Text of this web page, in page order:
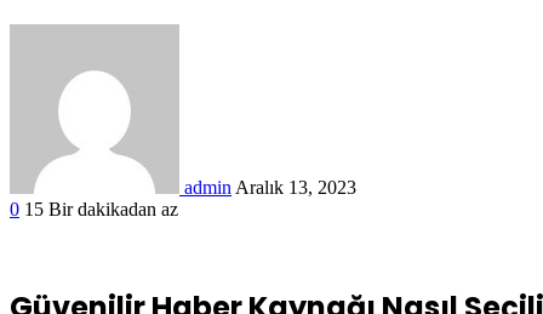
admin Aralık 13, 2023
0 15 Bir dakikadan az